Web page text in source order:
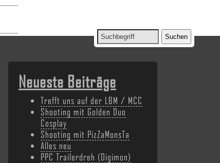
Neueste Beiträge
Trefft uns auf der LBM / MCC
Shooting mit Golden Duo
Cosplay
Shooting mit PizZaMonsTa
Alles neu
PPC Trailerdreh (Digimon)